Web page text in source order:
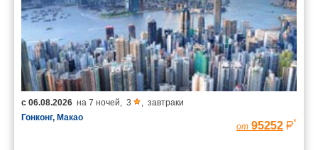
с 06.08.2026 на 7 ночей, 3 , завтраки
Гонконг, Макао
от 95252 *